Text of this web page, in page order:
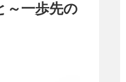
～一歩先の